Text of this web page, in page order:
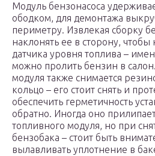
Модуль бензонасоса
ободком, для демонтажа
периметру. Извлекая сборку
наклонять ее в сторону,
датчика уровня топлива –
можно пролить бензин в
модуля также снимается
кольцо – его стоит снять и
обеспечить герметичность
обратно. Иногда оно
топливного модуля, но при
бензобака – стоит быть
вылавливать уплотнение в